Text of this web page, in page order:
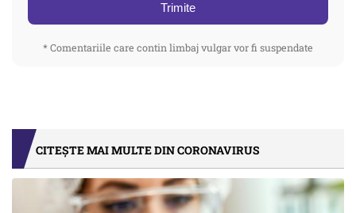
Trimite
* Comentariile care contin limbaj vulgar vor fi suspendate
CITEȘTE MAI MULTE DIN CORONAVIRUS